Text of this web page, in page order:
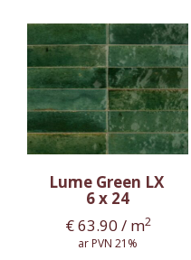
Lume Green LX
6 x 24
€63.90 / m2
ar PVN 21%